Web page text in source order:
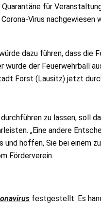
für
Virus nachgewiesen
dazu führen, dass die
wurde der Feuerwehrball
Forst (Lausitz) jetzt
zu lassen, soll
„Eine andere
und hoffen, Sie bei einem
Förderverein.
festgestellt. Es